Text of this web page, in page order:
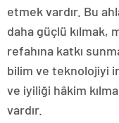
etmek vardır. Bu
daha güçlü kılmak,
refahına katkı
bilim ve teknolojiyi
ve iyiliği hâkim
vardır.